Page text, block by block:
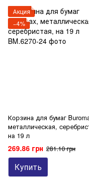
Ножницы
Офисные
Скрепки,
Акция
−4%
Корзина для бумаг
металлическая,
на 19 л
269.86 грн 281.10 грн
Купить